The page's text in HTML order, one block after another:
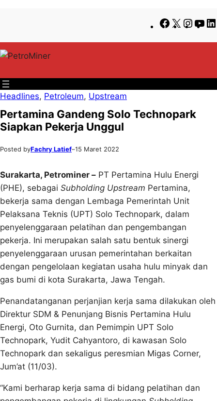
konten
content
Facebook
X
Headlines, Petroleum, Upstream
Pertamina Gandeng Solo Technopark
Siapkan Pekerja Unggul
Posted byFachry Latief–15 Maret 2022
Surakarta, Petrominer – PT Pertamina Hulu Energi
(PHE), sebagai Subholding Upstream Pertamina,
bekerja sama dengan Lembaga Pemerintah Unit
Pelaksana Teknis (UPT) Solo Technopark, dalam
penyelenggaraan pelatihan dan pengembangan
pekerja. Ini merupakan salah satu bentuk sinergi
penyelenggaraan urusan pemerintahan berkaitan
dengan pengelolaan kegiatan usaha hulu minyak dan
gas bumi di kota Surakarta, Jawa Tengah.
Penandatanganan perjanjian kerja sama dilakukan oleh
Direktur SDM & Penunjang Bisnis Pertamina Hulu
Energi, Oto Gurnita, dan Pemimpin UPT Solo
Technopark, Yudit Cahyantoro, di kawasan Solo
Technopark dan sekaligus peresmian Migas Corner,
Jum’at (11/03).
“Kami berharap kerja sama di bidang pelatihan dan